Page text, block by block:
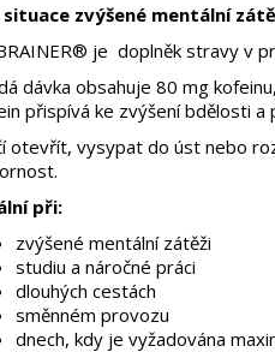
situace zvýšené mentální
je doplněk stravy v
dávka obsahuje 80 mg
přispívá ke zvýšení bdělosti
otevřít, vysypat do úst nebo
při:
zvýšené mentální zátěži
studiu a náročné práci
dlouhých cestách
směnném provozu
dnech, kdy je vyžadována